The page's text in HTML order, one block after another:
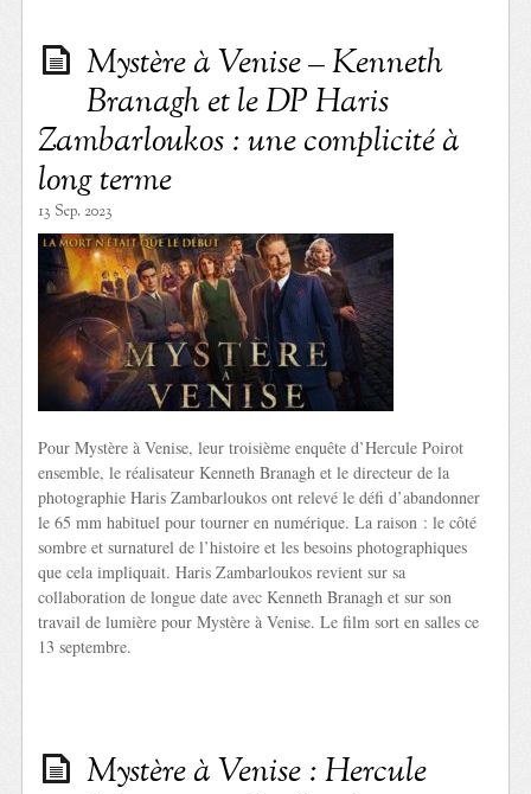
Mystère à Venise – Kenneth
Branagh et le DP Haris
Zambarloukos : une complicité à
long terme
13 Sep. 2023
Pour Mystère à Venise, leur troisième enquête d’Hercule Poirot
ensemble, le réalisateur Kenneth Branagh et le directeur de la
photographie Haris Zambarloukos ont relevé le défi d’abandonner
le 65 mm habituel pour tourner en numérique. La raison : le côté
sombre et surnaturel de l’histoire et les besoins photographiques
que cela impliquait. Haris Zambarloukos revient sur sa
collaboration de longue date avec Kenneth Branagh et sur son
travail de lumière pour Mystère à Venise. Le film sort en salles ce
13 septembre.
Mystère à Venise : Hercule